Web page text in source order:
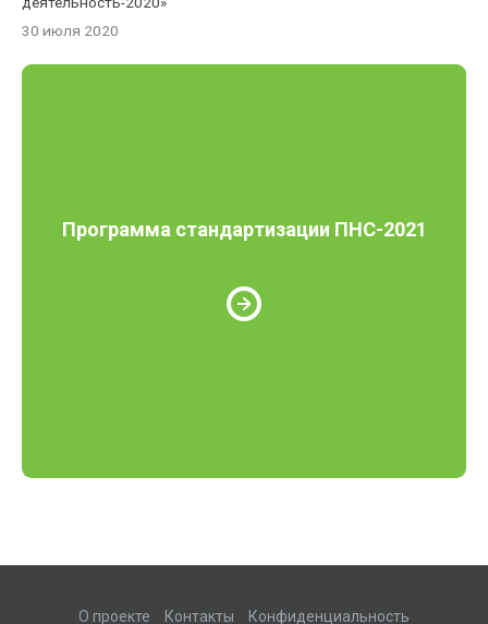
30 июля 2020
Программа стандартизации ПНС-2021
О проекте Контакты Конфиденциальность